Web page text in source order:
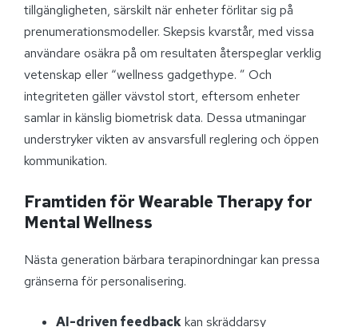
tillgängligheten, särskilt när enheter förlitar sig på
prenumerationsmodeller. Skepsis kvarstår, med vissa
användare osäkra på om resultaten återspeglar verklig
vetenskap eller “wellness gadgethype. ” Och
integriteten gäller vävstol stort, eftersom enheter
samlar in känslig biometrisk data. Dessa utmaningar
understryker vikten av ansvarsfull reglering och öppen
kommunikation.
Framtiden för Wearable Therapy for
Mental Wellness
Nästa generation bärbara terapinordningar kan pressa
gränserna för personalisering.
AI-driven feedbackkan skräddarsy